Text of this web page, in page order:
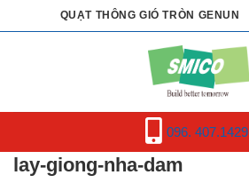
to
QUẠT THÔNG GIÓ TRÒN GENUN
096. 407.1429
lay-giong-nha-dam